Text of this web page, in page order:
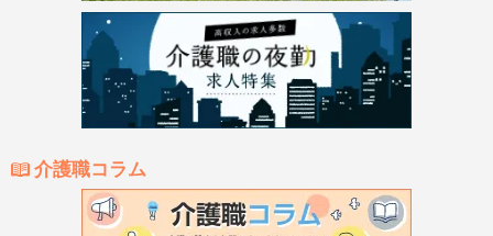
介護職コラム